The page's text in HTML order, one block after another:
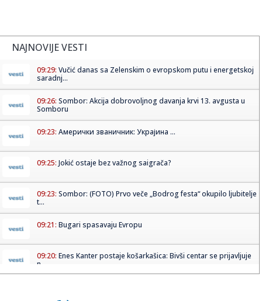
NAJNOVIJE VESTI
09:29: Vučić danas sa Zelenskim o evropskom putu i energetskoj
saradnj...
09:26: Sombor: Akcija dobrovoljnog davanja krvi 13. avgusta u
Somboru
09:23: Амерички званичник: Украјина ...
09:25: Jokić ostaje bez važnog saigrača?
09:23: Sombor: (FOTO) Prvo veče „Bodrog festa“ okupilo ljubitelje
t...
09:21: Bugari spasavaju Evropu
09:20: Enes Kanter postaje košarkašica: Bivši centar se prijavljuje
n...